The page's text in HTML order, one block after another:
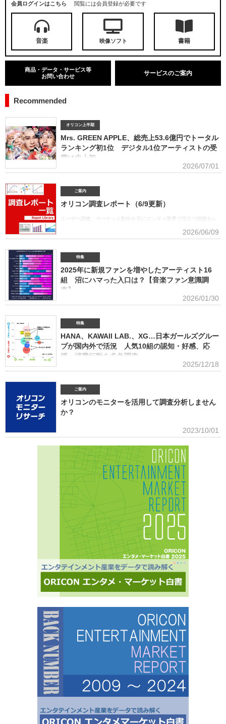
会員ログインはこちら 閲覧には会員登録が必要です
音楽 映像ソフト 書籍
商品・データ・サービス等
お問い合わせ
サービスのご案内
Recommended
オリコン上半期
Mrs. GREEN APPLE、総売上53.6億円でトータル
ランキング初1位 デジタル1位アーティストの受
賞は史上初
■アーティスト別セールス部門トータルランキング オリコンは7月1
ーティスト別セールス部門「トータルランキング」を発表。Mrs. GREEN APPLEが期間内総売
上53.6億円で、自身初の1位に輝いた。Mrs. GREEN APPLEはアーティスト別セールス部門
「デジタルランキング」では3年連続で上半期1位を獲得。安価なデジタルで1位を獲得したアー
ティストがトータルセールス1位を受賞するのは、オリコン史上初となった。GREEN
APPLE（左から）藤澤涼架（Key）、大森元貴（Vo／Gt）、若井滉斗（Gt） アーティスト別
セールス部門「トータルランキング」は、音楽ソフト【シングル、アルバム、ミュージック
2026/07/01
ご案内
オリコン調査レポート（6/9更新）
ユーザー調査、マーケット動向を元にエンタメ業界で役立つ情報をレ
調査 2026 価格戦略の策定、商品企画、値上げ検討時の判断材料とし
SNS・動画配信を横断したファン行動を分析。今後のマーケティング戦略に活用できる内容を
提供(2026年5月)アーティストグッズに関する調査2026「なぜ買うのか」「何が売れるのか」
「いくらまで買うのか」を明確化し、商品企画・価格設計・販売戦略に直結する示唆を提案
(2026年4月)ストリーミング影響分析分析（TikTok＆YouTube）2026TikTokトレンドがどのよ
うにストリーミングに影響を与えたかを、YouTubeの順位推移とともにグラフ化(2026年2月)音
楽パッケージの購入行動に関する調査
2026/06/09
特集
2025年に新規ファンを増やしたアーティスト16
組 沼にハマった入口は？【音楽ファン意識調
査】
ORICON BiZ onlineでは「2025年に好きになったアーティスト」のア
年、2024年に続いて5回目。直近2年の得票数はMrs. GREEN APPLEがダントツだったが、
2025年の音楽シーンにおいて最も多くの“新規ファン”を獲得したアーティストは誰だったの
か、得票数TOP15（13位が同率4組だったため計16組）を紹介する。 本調査は、2025年12
月12日～18日にインターネットで実施。10～50代男女の回答者全体（4576人）のうち、
「2025年1～12月の期間に初めて好きになった音楽アーティストはいますか（※2024年以前か
らずっと好きというアーティストは対象外）」との問いに「いる」と答えた人（1833人＝全体
2026/01/30
特集
HANA、KAWAII LAB.、XG…日本ガールズグルー
プが国内外で活況 人気10組の認知・好感、応
援・消費行動を多角調査
日本のガールズグループシーンでは近年、BMSG×ちゃんみながタッグ
グで鮮烈な初登場1位デビュー、アソビシステムからFRUITS ZIPPERを筆頭とするKAWAII
LAB.所属のグループがSNSを通じて続々と台頭、メンバー7人全員が日本人ながら海外を主戦
場としているXGの国内外での大旋風など活況をみせている。オリコンリサーチではガールズグ
ループ10組を対象とし、認知経路、イメージ、情報源、推し活・消費行動などを多角的に調査
1月以降の配信開始楽曲でストリーミング累積3000万回超えの作品がある】日本のガールズグ
2025/12/18
ご案内
オリコンのモニターを活用して調査分析しません
か？
■アンケート専用のモニター組織世の中に影響力を持つオリコン・ラン
キングに参加できることに、高いモチベーションを持つモニター。
※自らの声を届けようと、自由回答への記入が多い傾向にあります。■ライフスタイルセグメン
テーションを基にした調査が可能生活意識や志向性など日本人を価値観という視点から、予め
セグメントしたモニター調査が可能。■オリコングループならではの「エンタメ」に特化音楽ア
ーティスト・アイドル・俳優・女優・アナウンサー・ドラマ・ライブ・ゲーム…など、エンタ
メ分野のマーケティングリサーチの実績多数。■“オリコンランキング”のブランドをコンシュー
マ分野においても活用・アンケートモニターの意見をランキング化し、メディア展開・ビジネ
ス記事のエビデンスデータとして・定性データをoricon BiZ onlineに蓄積■様々なクライアント
様にご利用いただいております■活用事例 ●アーティストの現
2023/10/01